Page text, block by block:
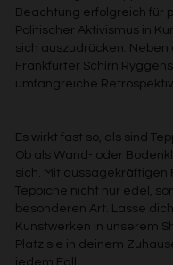
Beachtung erfolgreich für
Politischer Aktivismus in
sich auszudrücken.
Frankfurter Schirn
umfangreiche
Es wirkt fast so, als sind
Ob als Wand- oder
sich. Mit aussagekräftigen
Teppiche nicht nur edel,
besonderen Art. Lasse
Kunstwerken in unserem
Platz sie in deinem
jedem Fall.
entsprechenden
Zwecke der
Speichern von
Endgerät
Verwendung von
Werbung
Erstellung von
Verwendung von
Inhalte
Messung der
Messung der